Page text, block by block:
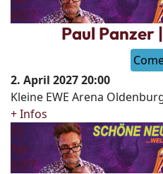
2027
Paul Panzer
2. April 202720:00
Kleine EWE Arena
+ Infos
03
Apr
2027